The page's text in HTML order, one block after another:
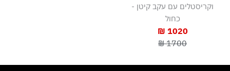
וקריסטלים עם עקב קיטן -
כחול
1020 ₪
1700 ₪